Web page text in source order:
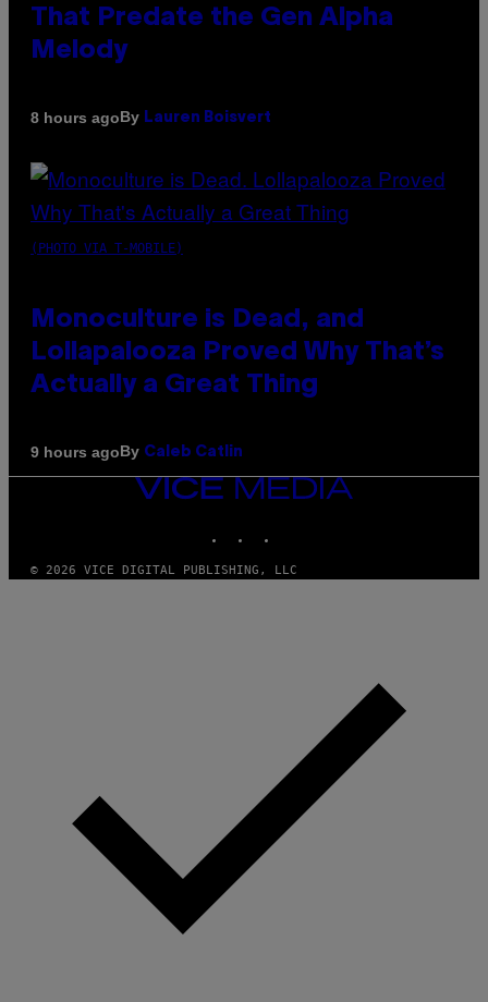
That Predate the Gen Alpha
Melody
8 hours agoBy Lauren Boisvert
(PHOTO VIA T-MOBILE)
Monoculture is Dead, and
Lollapalooza Proved Why That’s
Actually a Great Thing
9 hours agoBy Caleb Catlin
VICE
© 2026 VICE DIGITAL PUBLISHING, LLC